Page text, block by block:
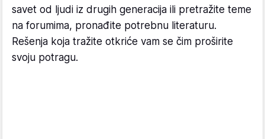
savet od ljudi iz drugih generacija ili pretražite teme
na forumima, pronađite potrebnu literaturu.
Rešenja koja tražite otkriće vam se čim proširite
svoju potragu.